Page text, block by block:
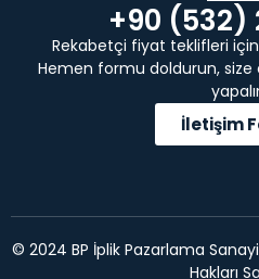
+90 (532)
Rekabetçi fiyat teklifleri
Hemen formu doldurun, size
İletişim
© 2024 BP İplik Pazarlama
Hakları